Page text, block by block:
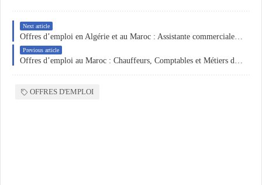
Next article
Previous article
OFFRES D'EMPLOI